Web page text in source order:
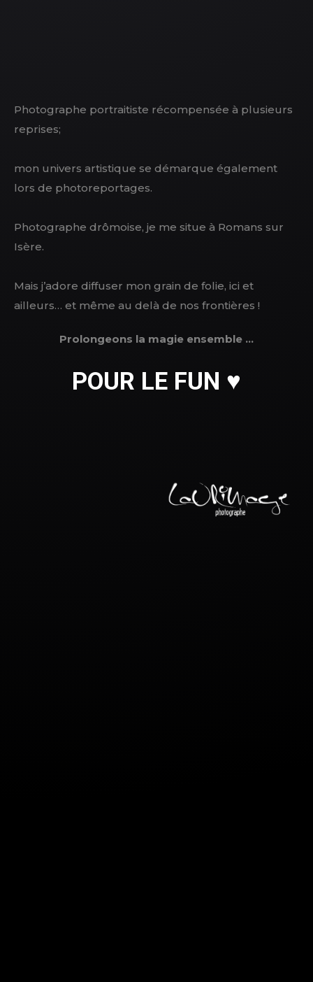
Photographe portraitiste récompensée à plusieurs
reprises;
mon univers artistique se démarque également
lors de photoreportages.
Photographe drômoise, je me situe à Romans sur
Isère.
Mais j’adore diffuser mon grain de folie, ici et
ailleurs… et même au delà de nos frontières !
Prolongeons la magie ensemble …
POUR LE FUN ♥